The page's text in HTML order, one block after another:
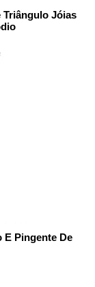
Triângulo Jóias
Pingente De